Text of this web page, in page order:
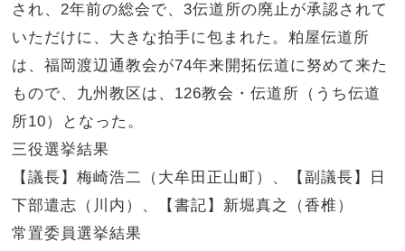
され、2年前の総会で、3伝道所の廃止が承認されて
いただけに、大きな拍手に包まれた。粕屋伝道所
は、福岡渡辺通教会が74年来開拓伝道に努めて来た
もので、九州教区は、126教会・伝道所（うち伝道
所10）となった。
三役選挙結果
【議長】梅崎浩二（大牟田正山町）、【副議長】日
下部遣志（川内）、【書記】新堀真之（香椎）
常置委員選挙結果